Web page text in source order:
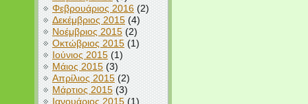
Φεβρουάριος 2016(2)
Δεκέμβριος 2015(4)
Νοέμβριος 2015(2)
Οκτώβριος 2015(1)
Ιούνιος 2015(1)
Μάιος 2015(3)
Απρίλιος 2015(2)
Μάρτιος 2015(3)
Ιανουάριος 2015(1)